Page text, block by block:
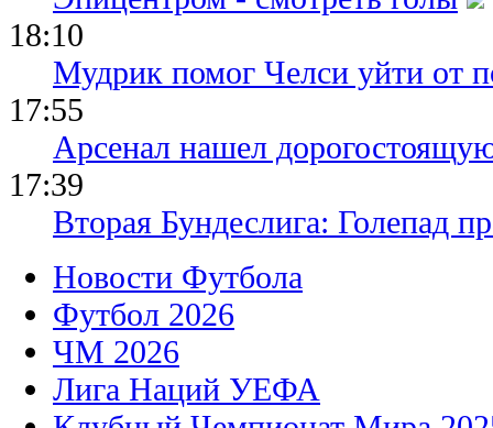
18:10
Мудрик помог Челси уйти от
17:55
Арсенал нашел
17:39
Вторая Бундеслига: Голепад
Новости Футбола
Футбол 2026
ЧМ 2026
Лига Наций УЕФА